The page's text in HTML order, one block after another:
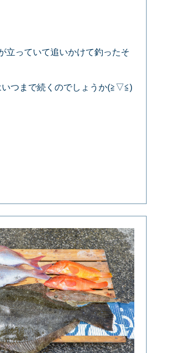
立っていて追いかけて釣ったそ
つまで続くのでしょうか(≧▽≦)